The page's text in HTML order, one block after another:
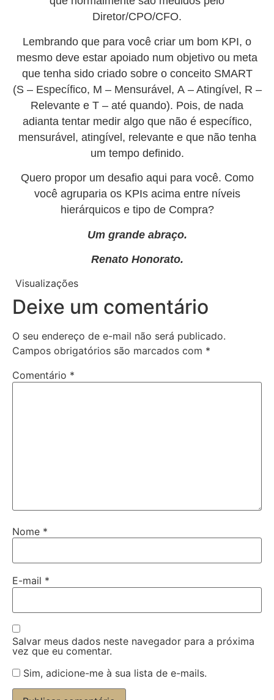
Diretor/CPO/CFO.
Lembrando que para você criar um bom KPI, o
mesmo deve estar apoiado num objetivo ou meta
que tenha sido criado sobre o conceito SMART
(S – Específico, M – Mensurável, A – Atingível, R –
Relevante e T – até quando). Pois, de nada
adianta tentar medir algo que não é específico,
mensurável, atingível, relevante e que não tenha
um tempo definido.
Quero propor um desafio aqui para você. Como
você agruparia os KPIs acima entre níveis
hierárquicos e tipo de Compra?
Um grande abraço.
Renato Honorato.
Visualizações
Deixe um comentário
O seu endereço de e-mail não será publicado.
Campos obrigatórios são marcados com *
Comentário *
Nome *
E-mail *
Salvar meus dados neste navegador para a próxima
vez que eu comentar.
Sim, adicione-me à sua lista de e-mails.